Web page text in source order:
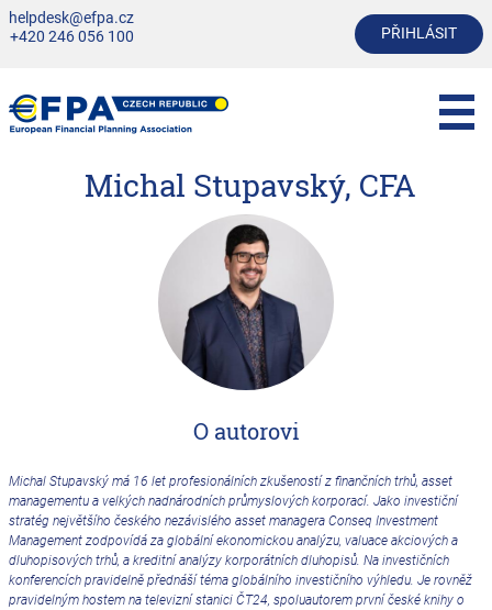
helpdesk@efpa.cz
+420 246 056 100
PŘIHLÁSIT
Michal Stupavský, CFA
O autorovi
Michal Stupavský má 16 let profesionálních zkušeností z finančních trhů, asset
managementu a velkých nadnárodních průmyslových korporací. Jako investiční
stratég největšího českého nezávislého asset managera Conseq Investment
Management zodpovídá za globální ekonomickou analýzu, valuace akciových a
dluhopisových trhů, a kreditní analýzy korporátních dluhopisů. Na investičních
konferencích pravidelně přednáší téma globálního investičního výhledu. Je rovněž
pravidelným hostem na televizní stanici ČT24, spoluautorem první české knihy o